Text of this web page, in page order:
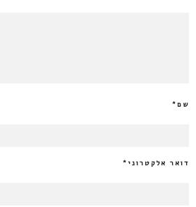
שם*
דואר אלקטרוני *